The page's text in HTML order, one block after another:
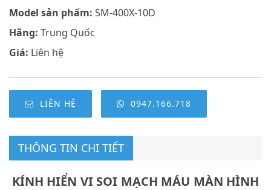
Model sản phẩm: SM-400X-10D
Hãng: Trung Quốc
Giá: Liên hệ
LIÊN HỆ 0947.166.718
THÔNG TIN CHI TIẾT
KÍNH HIỂN VI SOI MẠCH MÁU MÀN HÌNH